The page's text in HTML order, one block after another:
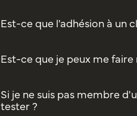
Est-ce que l'adhésion à un
Est-ce que je peux me
Si je ne suis pas membre
tester ?